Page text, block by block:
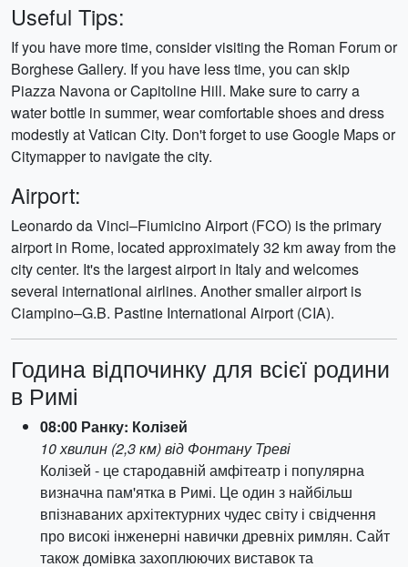
Useful Tips:
If you have more time, consider visiting the Roman Forum or
Borghese Gallery. If you have less time, you can skip
Piazza Navona or Capitoline Hill. Make sure to carry a
water bottle in summer, wear comfortable shoes and dress
modestly at Vatican City. Don't forget to use Google Maps or
Citymapper to navigate the city.
Airport:
Leonardo da Vinci–Fiumicino Airport (FCO) is the primary
airport in Rome, located approximately 32 km away from the
city center. It's the largest airport in Italy and welcomes
several international airlines. Another smaller airport is
Ciampino–G.B. Pastine International Airport (CIA).
Година відпочинку для всієї родини
в Римі
08:00 Ранку: Колізей
10 хвилин (2,3 км) від Фонтану Треві
Колізей - це стародавній амфітеатр і популярна
визначна пам'ятка в Римі. Це один з найбільш
впізнаваних архітектурних чудес світу і свідчення
про високі інженерні навички древніх римлян. Сайт
також домівка захоплюючих виставок та